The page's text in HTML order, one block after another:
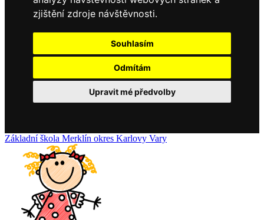
zjištění zdroje návštěvnosti.
Souhlasím
Odmítám
Upravit mé předvolby
Základníškola Merklín okres Karlovy Vary